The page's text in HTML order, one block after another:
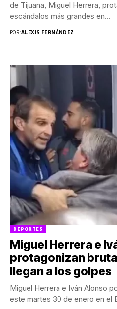
de Tijuana, Miguel Herrera,
escándalos más grandes en...
POR:ALEXIS FERNÁNDEZ
DEPORTES
Miguel Herrera e
protagonizan
llegan a los golpes
Miguel Herrera e Iván Alonso
este martes 30 de enero en el